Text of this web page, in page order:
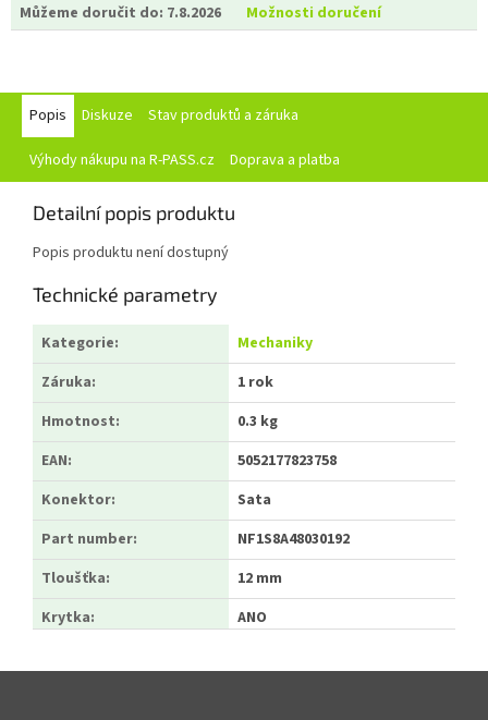
Můžeme doručit do: 7.8.2026 Možnosti doručení
Popis Diskuze Stav produktů a záruka
Výhody nákupu na R-PASS.cz Doprava a platba
Detailní popis produktu
Popis produktu není dostupný
Technické parametry
Kategorie:
Mechaniky
Záruka:
1 rok
Hmotnost:
0.3 kg
EAN:
5052177823758
Konektor:
Sata
Part number:
NF1S8A48030192
Tloušťka:
12 mm
Krytka: ANO